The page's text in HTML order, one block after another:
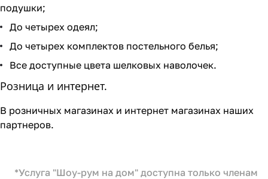
подушки;
До четырех одеял;
До четырех комплектов постельного белья;
Все доступные цвета шелковых наволочек.
Розница и интернет.
В розничных магазинах и интернет магазинах наших
партнеров.
*Услуга "Шоу-рум на дом" доступна только членам